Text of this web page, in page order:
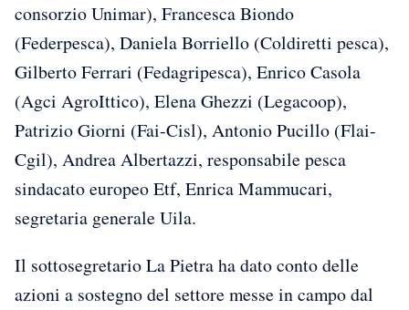
consorzio Unimar), Francesca Biondo
(Federpesca), Daniela Borriello (Coldiretti pesca),
Gilberto Ferrari (Fedagripesca), Enrico Casola
(Agci AgroIttico), Elena Ghezzi (Legacoop),
Patrizio Giorni (Fai-Cisl), Antonio Pucillo (Flai-
Cgil), Andrea Albertazzi, responsabile pesca
sindacato europeo Etf, Enrica Mammucari,
segretaria generale Uila.
Il sottosegretario La Pietra ha dato conto delle
azioni a sostegno del settore messe in campo dal